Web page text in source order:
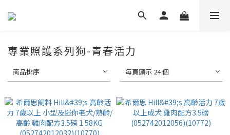
專業照護系列狗-青春活力
商品排序 每頁顯示 24 個